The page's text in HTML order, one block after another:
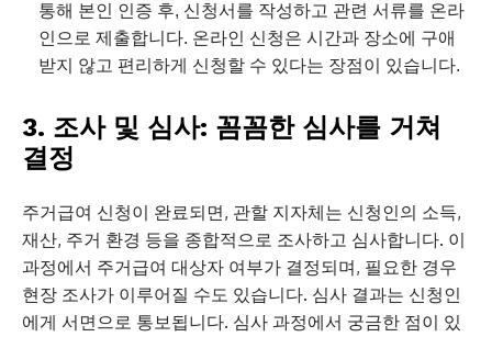
통해 본인 인증 후, 신청서를 작성하고 관련 서류를 온라
인으로 제출합니다. 온라인 신청은 시간과 장소에 구애
받지 않고 편리하게 신청할 수 있다는 장점이 있습니다.
3. 조사 및 심사: 꼼꼼한 심사를 거쳐
결정
주거급여 신청이 완료되면, 관할 지자체는 신청인의 소득,
재산, 주거 환경 등을 종합적으로 조사하고 심사합니다. 이
과정에서 주거급여 대상자 여부가 결정되며, 필요한 경우
현장 조사가 이루어질 수도 있습니다. 심사 결과는 신청인
에게 서면으로 통보됩니다. 심사 과정에서 궁금한 점이 있